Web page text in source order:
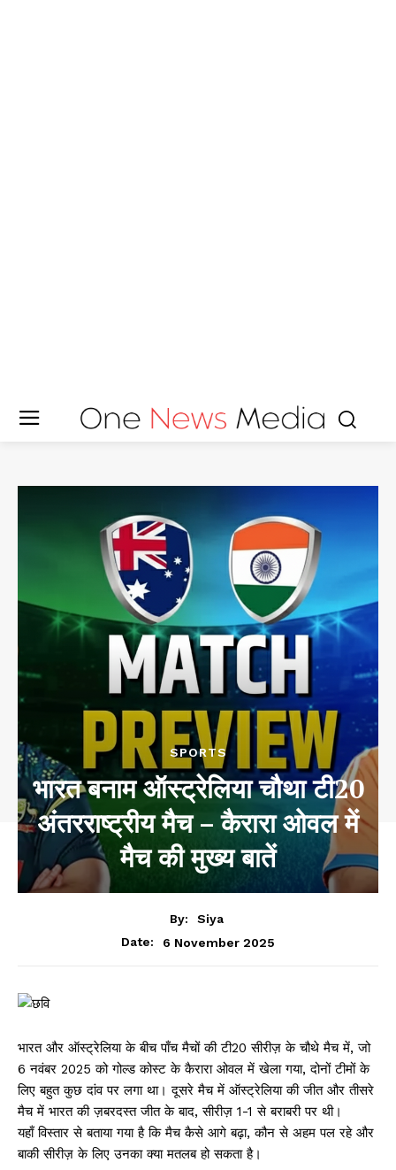
SPORTS
भारत बनाम ऑस्ट्रेलिया चौथा टी20
अंतरराष्ट्रीय मैच – कैरारा ओवल में
मैच की मुख्य बातें
By:
Siya
Date:
6 November 2025
भारत और ऑस्ट्रेलिया के बीच पाँच मैचों की टी20 सीरीज़ के चौथे मैच में, जो
6 नवंबर 2025 को गोल्ड कोस्ट के कैरारा ओवल में खेला गया, दोनों टीमों के
लिए बहुत कुछ दांव पर लगा था। दूसरे मैच में ऑस्ट्रेलिया की जीत और तीसरे
मैच में भारत की ज़बरदस्त जीत के बाद, सीरीज़ 1-1 से बराबरी पर थी।
यहाँ विस्तार से बताया गया है कि मैच कैसे आगे बढ़ा, कौन से अहम पल रहे और
बाकी सीरीज़ के लिए उनका क्या मतलब हो सकता है।